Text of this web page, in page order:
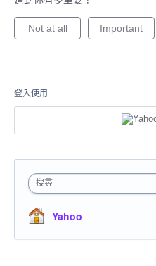
Not at all Important
登入使用
搜尋
Yahoo